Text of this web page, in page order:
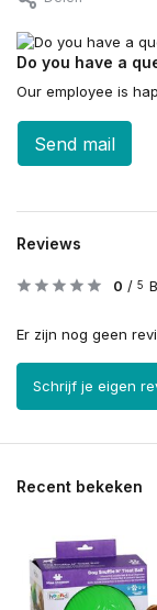
Do you have a
Our employee is
Send mail
Reviews
0 / 5
Er zijn nog geen
Schrijf je eigen
Recent bekeken